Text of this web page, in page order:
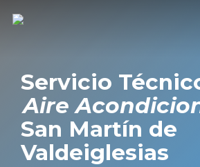
Skip
content
Servicio
Aire
San Martín de
Valdeiglesias